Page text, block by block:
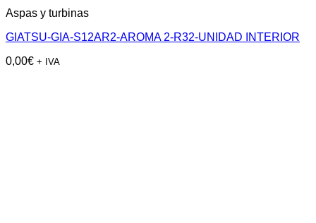
Aspas y turbinas
GIATSU-GIA-S12AR2-AROMA 2-R32-UNIDAD INTERIOR
0,00€ + IVA